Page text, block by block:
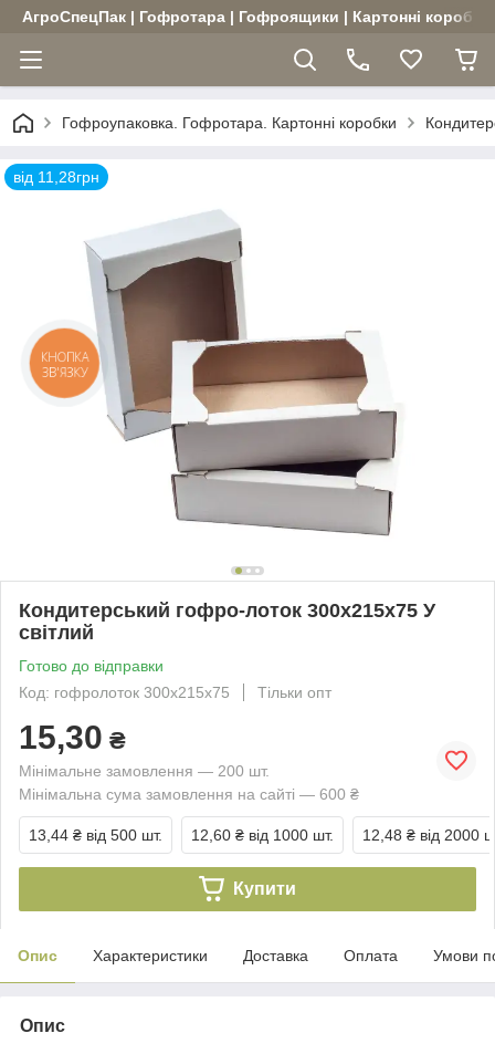
АгроСпецПак | Гофротара | Гофроящики | Картонні
Гофроупаковка. Гофротара. Картонні коробки
від 11,28грн
Кондитерський гофро-лоток 300х215х75 У
світлий
Готово до відправки
Код: гофролоток 300х215х75
Тільки опт
15,30 ₴
Мінімальне замовлення — 200 шт.
Мінімальна сума замовлення на сайті — 600 ₴
13,44 ₴ від 500 шт. 12,60 ₴ від 1000 шт. 12,48 ₴ від 2000
Купити
Опис Характеристики Доставка Оплата Умови
Опис
КНОПКА
ЗВ'ЯЗКУ